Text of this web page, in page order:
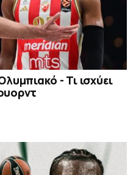
- Τι ισχύει